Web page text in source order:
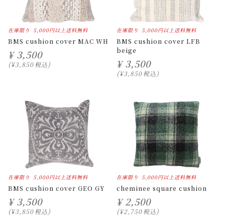
在庫限り 5,000円以上送料無料
BMS cushion cover MAC WH
¥ 3,500
¥3,850税込
在庫限り 5,000円以上送料無料
BMS cushion cover LFB
beige
¥ 3,500
¥3,850税込
在庫限り 5,000円以上送料無料
BMS cushion cover GEO GY
¥ 3,500
¥3,850税込
在庫限り 5,000円以上送料無料
cheminee square cushion
¥ 2,500
¥2,750税込